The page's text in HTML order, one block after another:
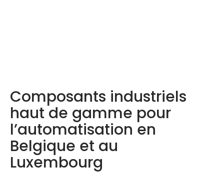
Composants industriels
haut de gamme pour
l’automatisation en
Belgique et au
Luxembourg